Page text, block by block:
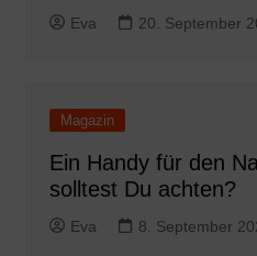
Eva 20. September
Magazin
Ein Handy für den
solltest Du achten?
Eva 8. September